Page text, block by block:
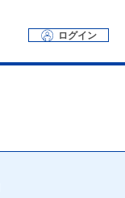
ログイン